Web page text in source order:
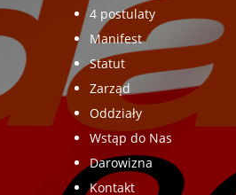
4 postulaty
Manifest
Statut
Zarząd
Oddziały
Wstąp do Nas
Darowizna
Kontakt